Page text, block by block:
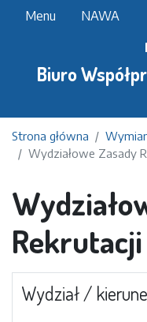
Menu NAWA
Biuro
Strona główna
Wydziałowe Zasady
Rekrutacji
Wydział /